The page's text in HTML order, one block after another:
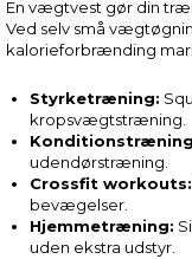
En vægtvest gør din
Ved selv små
kalorieforbrænding
Styrketræning:
kropsvægtstræning.
udendørstræning.
Crossfit workouts:
bevægelser.
Hjemmetræning:
uden ekstra udstyr.